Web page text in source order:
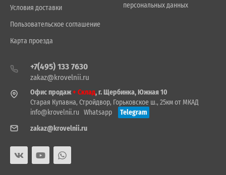
Условия доставки
Пользовательское соглашение
Карта проезда
персональных данных
+7(495) 133 7630
zakaz@krovelnii.ru
Офис продаж+ Склад, г. Щербинка, Южная 10
Старая Купавна, Стройдвор, Горьковское ш., 25км от МКАД
info@krovelnii.ru Whatsapp
Telegram
zakaz@krovelnii.ru